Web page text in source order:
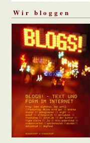
Wir bloggen